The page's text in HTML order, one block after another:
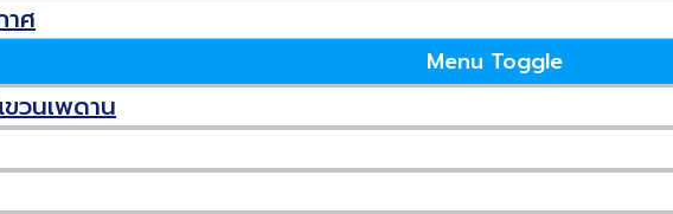
าศ
Menu Toggle
วนเพดาน
20 ยี่ห้อ บริการ ติดตั้งแอร์ ซ่อมแอร์ ล้างแอร์ ที่1ในสระบุรี